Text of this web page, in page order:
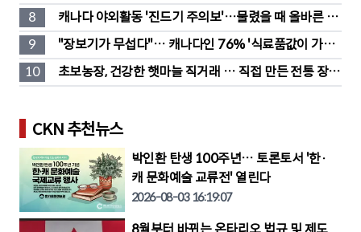
인공
8
캐나다 야외활동 '진드기 주의보'…물렸을 때 올바른 대
처법은?
9
"장보기가 무섭다"… 캐나다인 76% '식료품값이 가장
부담'
10
초보농장, 건강한 햇마늘 직거래 … 직접 만든 전통 장류
도 판매
CKN 추천뉴스
박인환 탄생 100주년… 토론토서 '한·
캐 문화예술 교류전' 열린다
2026-08-03 16:19:07